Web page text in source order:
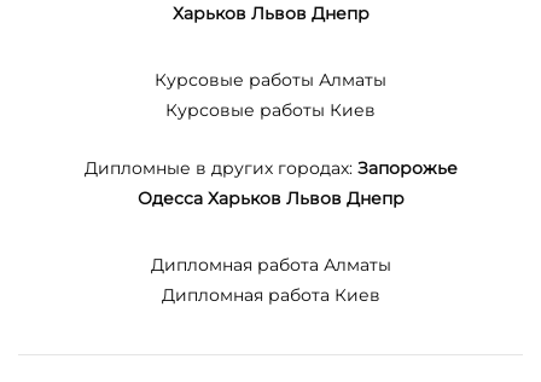
Харьков Львов Днепр
Курсовые работы Алматы
Курсовые работы Киев
Дипломные в других городах: Запорожье
Одесса Харьков Львов Днепр
Дипломная работа Алматы
Дипломная работа Киев